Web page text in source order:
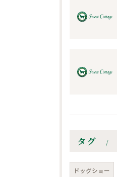
タグ
ドッグショー